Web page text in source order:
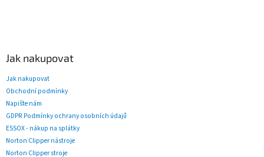
Jak nakupovat
Jak nakupovat
Obchodní podmínky
Napište nám
GDPR Podmínky ochrany osobních údajů
ESSOX - nákup na splátky
Norton Clipper nástroje
Norton Clipper stroje